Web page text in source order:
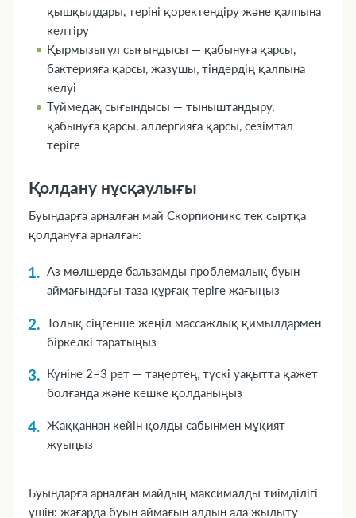
қышқылдары, теріні қоректендіру және қалпына
келтіру
Қырмызыгүл сығындысы — қабынуға қарсы,
бактерияға қарсы, жазушы, тіндердің қалпына
келуі
Түймедақ сығындысы — тыныштандыру,
қабынуға қарсы, аллергияға қарсы, сезімтал
теріге
Қолдану нұсқаулығы
Буындарға арналған май Скорпионикс тек сыртқа
қолдануға арналған:
Аз мөлшерде бальзамды проблемалық буын
аймағындағы таза құрғақ теріге жағыңыз
Толық сіңгенше жеңіл массажлық қимылдармен
біркелкі таратыңыз
Күніне 2–3 рет — таңертең, түскі уақытта қажет
болғанда және кешке қолданыңыз
Жаққаннан кейін қолды сабынмен мұқият
жуыңыз
Буындарға арналған майдың максималды тиімділігі
үшін: жағарда буын аймағын алдын ала жылыту